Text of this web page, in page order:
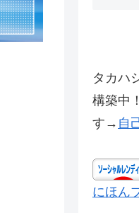
タカハ
構築中
す→ 自
にほん